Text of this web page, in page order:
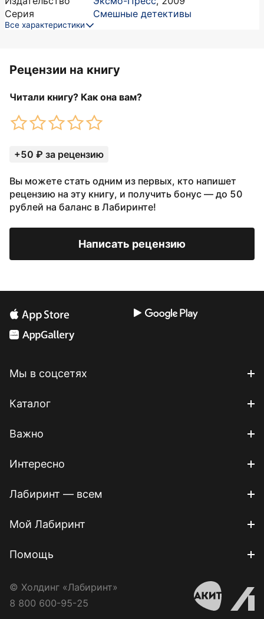
Серия
Смешные детективы
Все характеристики
Рецензии на книгу
Читали книгу? Как она вам?
+50 ₽ за рецензию
Вы можете стать одним из первых, кто напишет
рецензию на эту книгу, и получить бонус — до 50
рублей на баланс в Лабиринте!
Написать рецензию
Мы в соцсетях
Каталог
Важно
Интересно
Лабиринт — всем
Мой Лабиринт
Помощь
© Холдинг «Лабиринт»
8 800 600-95-25